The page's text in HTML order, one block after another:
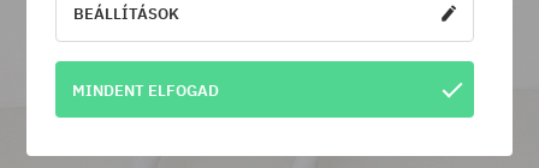
BEÁLLÍTÁSOK
MINDENT ELFOGAD